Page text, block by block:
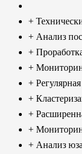
+
+ Анализ
+
+
+
+
+
+
+ Анализ